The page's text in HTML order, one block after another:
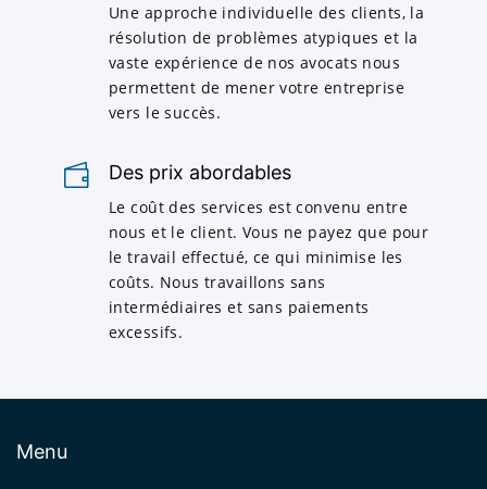
Une approche individuelle des clients, la
résolution de problèmes atypiques et la
vaste expérience de nos avocats nous
permettent de mener votre entreprise
vers le succès.
Des prix abordables
Le coût des services est convenu entre
nous et le client. Vous ne payez que pour
le travail effectué, ce qui minimise les
coûts. Nous travaillons sans
intermédiaires et sans paiements
excessifs.
Menu